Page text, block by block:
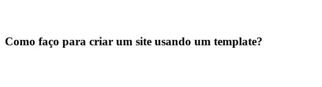
Como faço para criar um site usando um template?